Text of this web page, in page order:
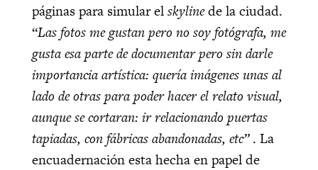
páginas para simular elskylinede la ciudad.
“Las fotos me gustan pero no soy fotógrafa, me
gusta esa parte de documentar pero sin darle
importancia artística: quería imágenes unas al
lado de otras para poder hacer el relato visual,
aunque se cortaran: ir relacionando puertas
tapiadas, con fábricas abandonadas, etc”. La
encuadernación esta hecha en papel de